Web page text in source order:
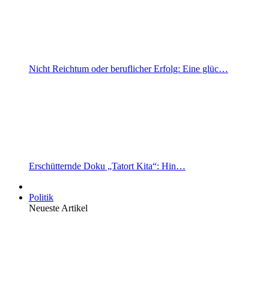
Nicht Reichtum oder beruflicher Erfolg: Eine glüc…
Erschütternde Doku „Tatort Kita“: Hin…
Politik
Neueste Artikel